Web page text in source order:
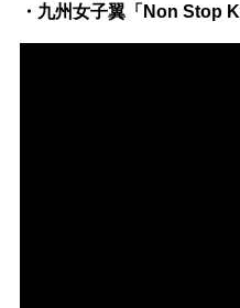
・九州女子翼「Non Stop